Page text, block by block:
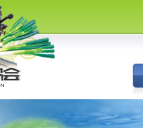
・